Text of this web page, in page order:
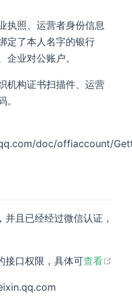
执照、运营者身份信息
定了本人名字的银行
企业对公账户。
机构证书扫描件、运营
doc/offiaccount/
且已经经过微信认证，
接口权限，具体可查看